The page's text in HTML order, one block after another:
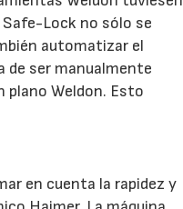
Lock no sólo se
automatizar el
de ser manualmente
plano Weldon. Esto
en cuenta la rapidez y